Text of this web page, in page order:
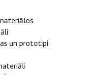
un prototipi